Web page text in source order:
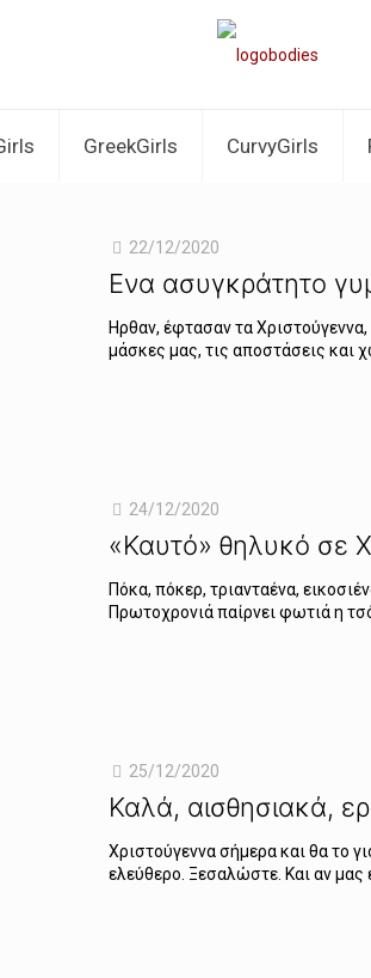
GreekGirls CurvyGirls
22/12/2020
Ενα ασυγκράτητο
Ηρθαν, έφτασαν τα
μάσκες μας, τις αποστάσεις και
24/12/2020
«Καυτό» θηλυκό σε
Πόκα, πόκερ, τριανταένα,
Πρωτοχρονιά παίρνει φωτιά η
25/12/2020
Καλά, αισθησιακά,
Χριστούγεννα σήμερα και θα το
ελεύθερο. Ξεσαλώστε. Και αν μας